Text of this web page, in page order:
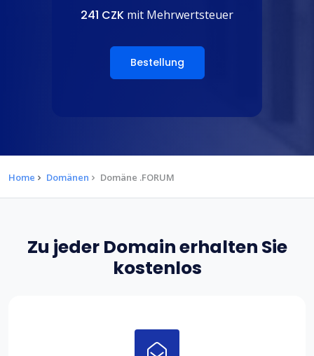
241 CZK mit Mehrwertsteuer
Bestellung
Home Domänen Domäne .FORUM
Zu jeder Domain erhalten Sie
kostenlos